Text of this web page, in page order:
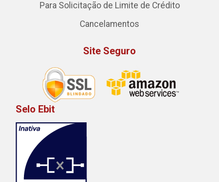
Para Solicitação de Limite de Crédito
Cancelamentos
Site Seguro
Selo Ebit